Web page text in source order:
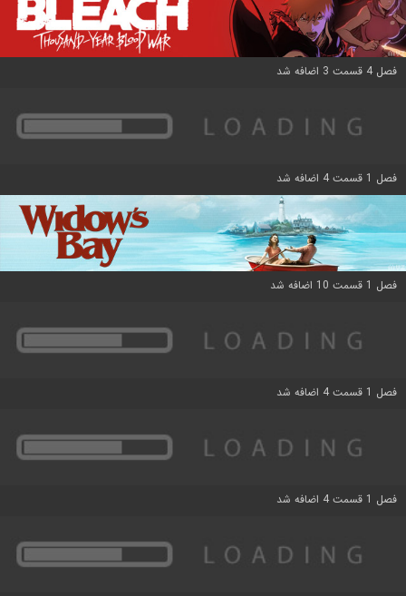
فصل 4 قسمت 3 اضافه شد
فصل 1 قسمت 4 اضافه شد
فصل 1 قسمت 10 اضافه شد
فصل 1 قسمت 4 اضافه شد
فصل 1 قسمت 4 اضافه شد